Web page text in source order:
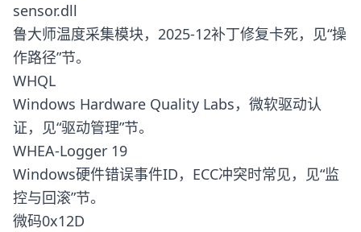
sensor.dll
鲁大师温度采集模块，2025-12补丁修复卡死，见“操
作路径”节。
WHQL
Windows Hardware Quality Labs，微软驱动认
证，见“驱动管理”节。
WHEA-Logger 19
Windows硬件错误事件ID，ECC冲突时常见，见“监
控与回滚”节。
微码0x12D